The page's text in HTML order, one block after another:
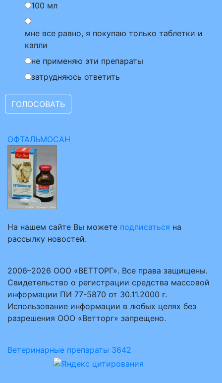
100 мл
мне все равно, я покупаю только таблетки и
капли
не применяю эти препараты
затрудняюсь ответить
ОФТАЛЬМОСАН
На нашем сайте Вы можете подписаться на
рассылку новостей.
2006–2026 ООО «ВЕТТОРГ». Все права защищены.
Свидетельство о регистрации средства массовой
информации ПИ 77-5870 от 30.11.2000 г.
Использование информации в любых целях без
разрешения ООО «Ветторг» запрещено.
Ветеринарные препараты 3642